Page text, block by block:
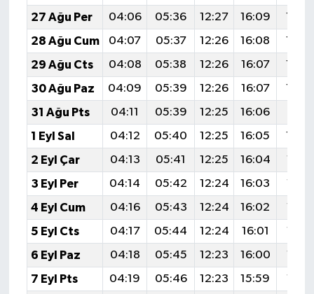
27 Ağu Per
04:06 05:36 12:27 16:09
28 Ağu Cum
04:07 05:37 12:26 16:08
29 Ağu Cts
04:08 05:38 12:26 16:07
30 Ağu Paz
04:09 05:39 12:26 16:07
31 Ağu Pts
04:11 05:39 12:25 16:06
1 Eyl Sal
04:12 05:40 12:25 16:05
2 Eyl Çar
04:13 05:41 12:25 16:04
3 Eyl Per
04:14 05:42 12:24 16:03
4 Eyl Cum
04:16 05:43 12:24 16:02
5 Eyl Cts
04:17 05:44 12:24 16:01
6 Eyl Paz
04:18 05:45 12:23 16:00
7 Eyl Pts
04:19 05:46 12:23 15:59